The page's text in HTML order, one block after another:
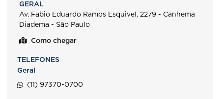
GERAL
Av. Fabio Eduardo Ramos Esquivel, 2279 - Canhema
Diadema - São Paulo
Como chegar
TELEFONES
Geral
(11) 97370-0700